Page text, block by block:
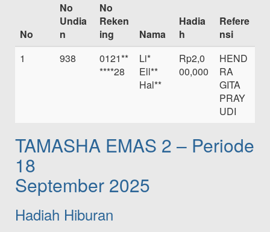
No
No
Undia
n
No
Reken
ing
Nama
Hadia
h
Refere
nsi
1
938
0121**
****28
Li*
Ell**
Hal**
Rp2,0
00,000
HEND
RA
GITA
PRAY
UDI
TAMASHA EMAS 2 – Periode
18
September 2025
Hadiah Hiburan